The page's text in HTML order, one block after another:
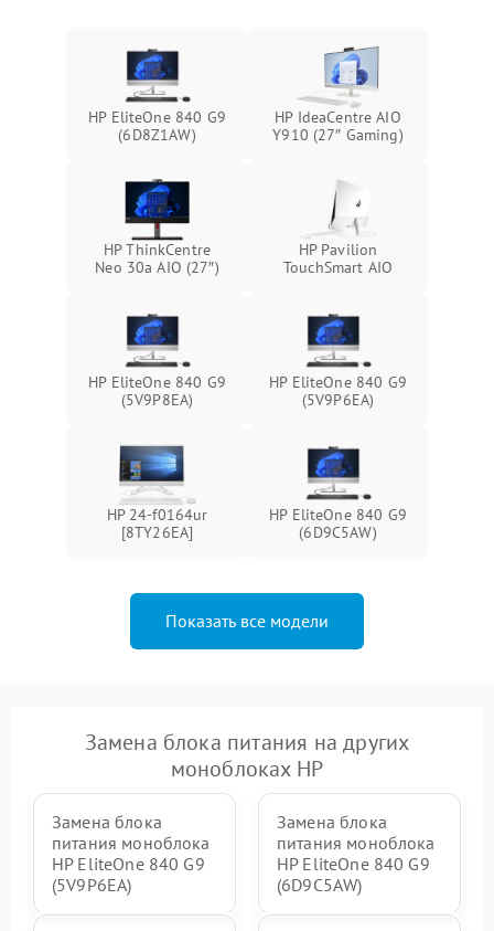
Неисправность микрофона
Повреждение внутренних проводов
Механические повреждения
Неисправность кнопок
Подробнее →
Неисправность тачпада
(если есть)
Подробнее →
Неисправность
микрофона
Подробнее →
Неисправность BIOS Подробнее →
HP EliteOne 840 G9
(6D8Z1AW)
HP IdeaCentre AIO
Y910 (27″ Gaming)
HP ThinkCentre
Neo 30a AIO (27″)
HP Pavilion
TouchSmart AIO
HP EliteOne 840 G9
(5V9P8EA)
HP EliteOne 840 G9
(5V9P6EA)
HP 24-f0164ur
[8TY26EA]
HP EliteOne 840 G9
(6D9C5AW)
Показать все модели
Замена блока питания на других
моноблоках HP
Замена блока
питания моноблока
HP EliteOne 840 G9
(5V9P6EA)
Замена блока
питания моноблока
HP EliteOne 840 G9
(6D9C5AW)